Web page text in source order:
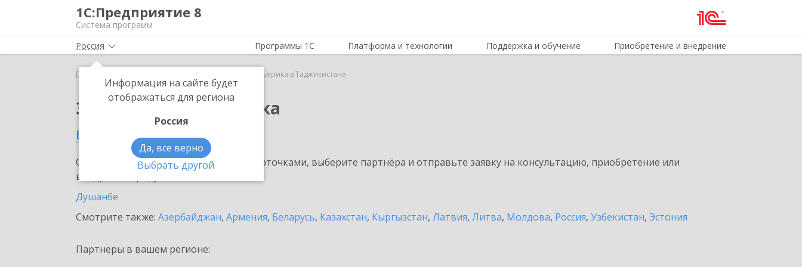
1С:Предприятие 8
Система программ
Россия
Информация на сайте будет
отображаться для региона
Россия
Да, все верно
Выбрать другой
Программы 1С Платформа и технологии Поддержка и обучение Приобретение и внедрение
Главная 1С-Курьерика в Таджикистане
Заказать 1С-Курьерика
в Таджикистане
Ознакомьтесь с информационными карточками, выберите партнёра и отправьте заявку на консультацию, приобретение или
внедрение продукта.
Душанбе
Смотрите также: Азербайджан, Армения, Беларусь, Казахстан, Кыргызстан, Латвия, Литва, Молдова, Россия, Узбекистан, Эстония
Партнеры в вашем регионе: